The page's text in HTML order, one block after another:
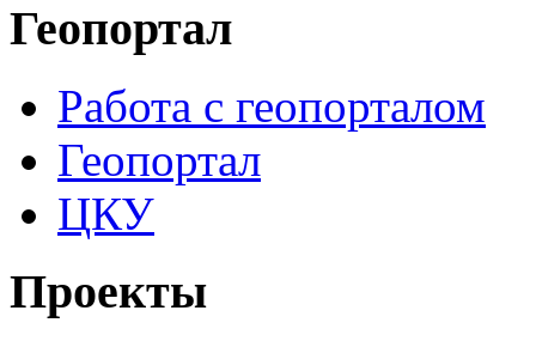
Геопортал
Работа с геопорталом
Геопортал
ЦКУ
Проекты